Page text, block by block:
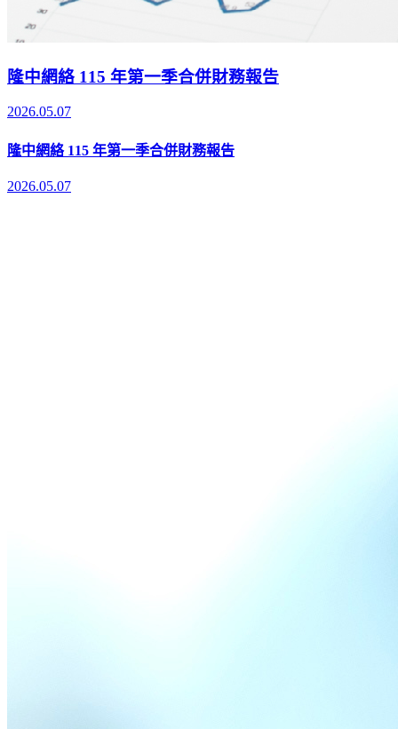
隆中網絡 115 年第一季合併財務報告
2026.05.07
隆中網絡 115 年第一季合併財務報告
2026.05.07